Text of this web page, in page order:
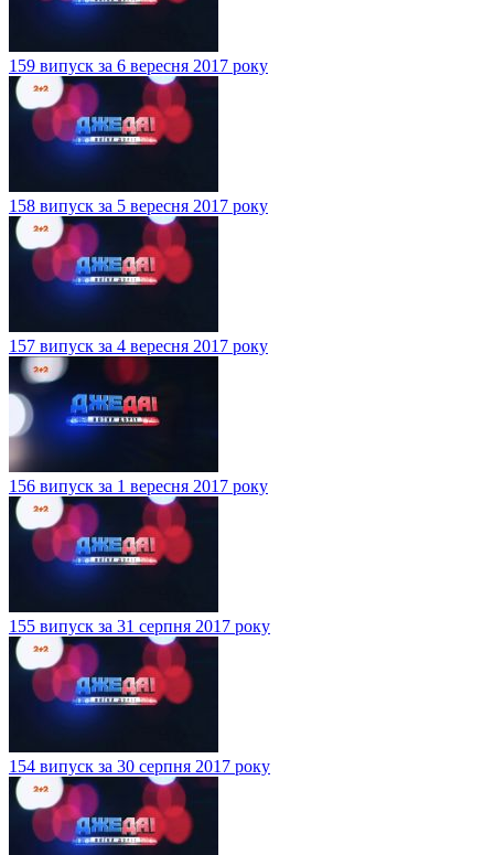
159 випуск за 6 вересня 2017 року
158 випуск за 5 вересня 2017 року
157 випуск за 4 вересня 2017 року
156 випуск за 1 вересня 2017 року
155 випуск за 31 серпня 2017 року
154 випуск за 30 серпня 2017 року